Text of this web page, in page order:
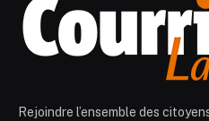
Rejoindre l’ensemble des